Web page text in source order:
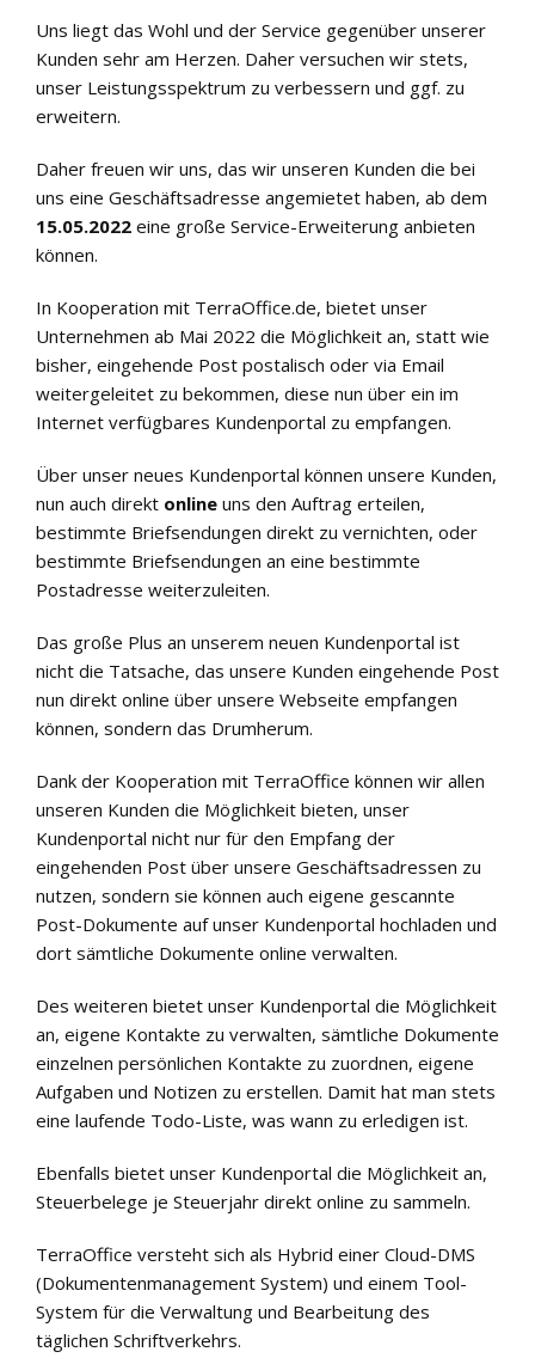
Uns liegt das Wohl und der Service gegenüber unserer
Kunden sehr am Herzen. Daher versuchen wir stets,
unser Leistungsspektrum zu verbessern und ggf. zu
erweitern.
Daher freuen wir uns, das wir unseren Kunden die bei
uns eine Geschäftsadresse angemietet haben, ab dem
15.05.2022 eine große Service-Erweiterung anbieten
können.
In Kooperation mit TerraOffice.de, bietet unser
Unternehmen ab Mai 2022 die Möglichkeit an, statt wie
bisher, eingehende Post postalisch oder via Email
weitergeleitet zu bekommen, diese nun über ein im
Internet verfügbares Kundenportal zu empfangen.
Über unser neues Kundenportal können unsere Kunden,
nun auch direkt online uns den Auftrag erteilen,
bestimmte Briefsendungen direkt zu vernichten, oder
bestimmte Briefsendungen an eine bestimmte
Postadresse weiterzuleiten.
Das große Plus an unserem neuen Kundenportal ist
nicht die Tatsache, das unsere Kunden eingehende Post
nun direkt online über unsere Webseite empfangen
können, sondern das Drumherum.
Dank der Kooperation mit TerraOffice können wir allen
unseren Kunden die Möglichkeit bieten, unser
Kundenportal nicht nur für den Empfang der
eingehenden Post über unsere Geschäftsadressen zu
nutzen, sondern sie können auch eigene gescannte
Post-Dokumente auf unser Kundenportal hochladen und
dort sämtliche Dokumente online verwalten.
Des weiteren bietet unser Kundenportal die Möglichkeit
an, eigene Kontakte zu verwalten, sämtliche Dokumente
einzelnen persönlichen Kontakte zu zuordnen, eigene
Aufgaben und Notizen zu erstellen. Damit hat man stets
eine laufende Todo-Liste, was wann zu erledigen ist.
Ebenfalls bietet unser Kundenportal die Möglichkeit an,
Steuerbelege je Steuerjahr direkt online zu sammeln.
TerraOffice versteht sich als Hybrid einer Cloud-DMS
(Dokumentenmanagement System) und einem Tool-
System für die Verwaltung und Bearbeitung des
täglichen Schriftverkehrs.